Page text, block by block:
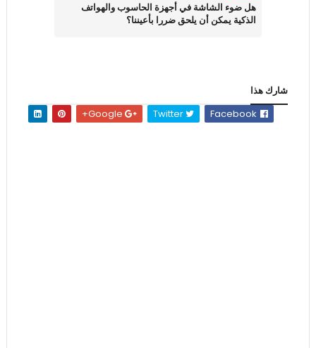
هل ضوء الشاشة في أجهزة الحاسوب والهواتف
الذكية يمكن أن يلحق ضررا بأعيننا؟
شارك هذا
Twitter